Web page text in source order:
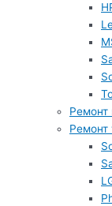
Ремонт
Ремонт